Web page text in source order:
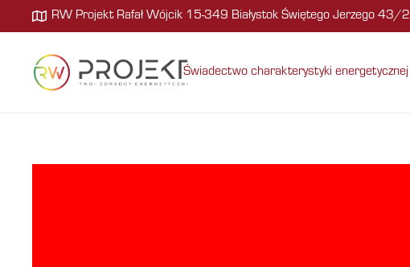
RW Projekt Rafał Wójcik 15-349 Białystok Świętego Jerzego 43/2
Świadectwo charakterystyki energetycznej